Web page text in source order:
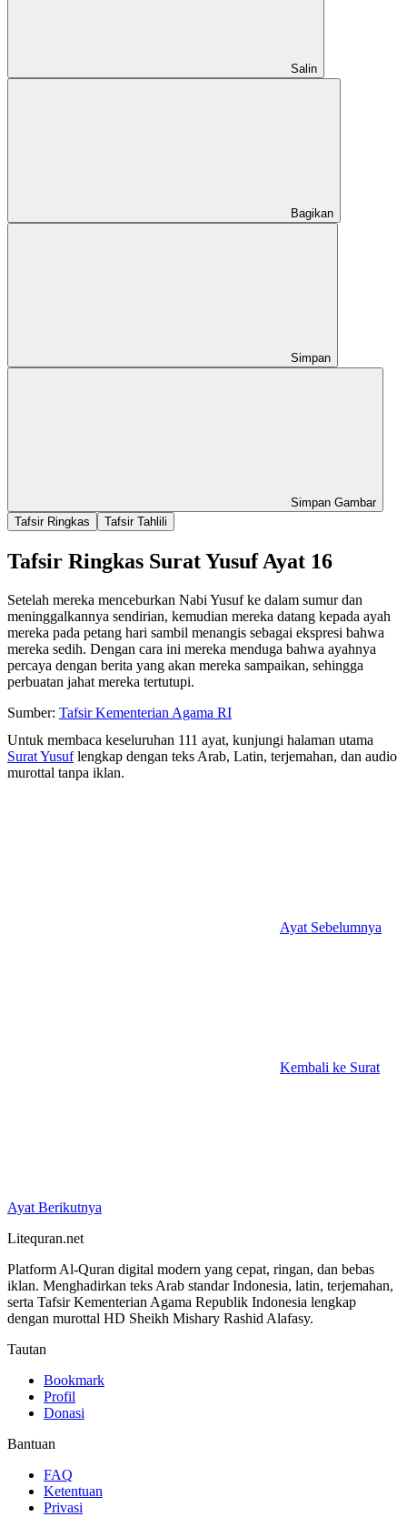
Salin
Bagikan
Simpan
Simpan Gambar
Tafsir Ringkas
Tafsir Tahlili
Tafsir Ringkas Surat Yusuf Ayat 16
Setelah mereka menceburkan Nabi Yusuf ke dalam sumur dan
meninggalkannya sendirian, kemudian mereka datang kepada ayah
mereka pada petang hari sambil menangis sebagai ekspresi bahwa
mereka sedih. Dengan cara ini mereka menduga bahwa ayahnya
percaya dengan berita yang akan mereka sampaikan, sehingga
perbuatan jahat mereka tertutupi.
Sumber: Tafsir Kementerian Agama RI
Untuk membaca keseluruhan 111 ayat, kunjungi halaman utama
Surat Yusuflengkap dengan teks Arab, Latin, terjemahan, dan audio
murottal tanpa iklan.
Ayat Sebelumnya
Kembali ke Surat
Ayat Berikutnya
Litequran.net
Platform Al-Quran digital modern yang cepat, ringan, dan bebas
iklan. Menghadirkan teks Arab standar Indonesia, latin, terjemahan,
serta Tafsir Kementerian Agama Republik Indonesia lengkap
dengan murottal HD Sheikh Mishary Rashid Alafasy.
Tautan
Bookmark
Profil
Donasi
Bantuan
FAQ
Ketentuan
Privasi